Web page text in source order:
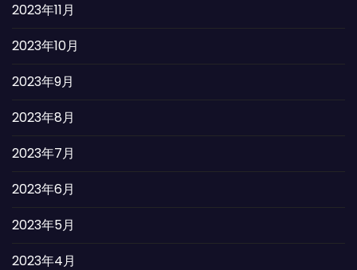
2023年11月
2023年10月
2023年9月
2023年8月
2023年7月
2023年6月
2023年5月
2023年4月